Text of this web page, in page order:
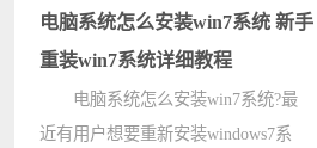
小编将为大家介绍如何设置和解决
win7????
电脑系统怎么安装win7系统 新手
重装win7系统详细教程
电脑系统怎么安装win7系统?最
近有用户想要重新安装windows7系